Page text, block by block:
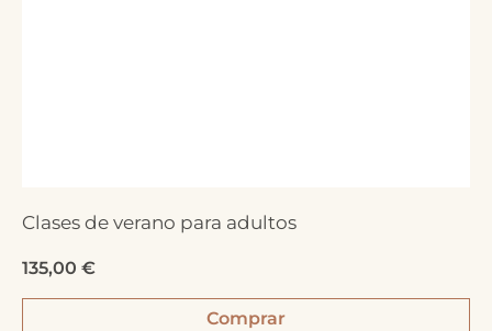
Clases de verano para adultos
135,00 €
Comprar